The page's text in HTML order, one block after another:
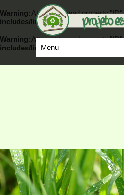
Warning: Attempt to read property
includes/link-template.phpon line
Warning: Attempt to read property
includes/link-template.php
Menu